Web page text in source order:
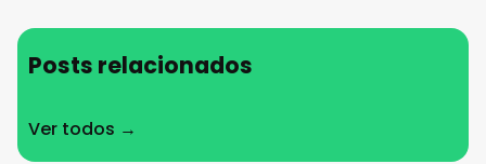
Posts relacionados
Ver todos →